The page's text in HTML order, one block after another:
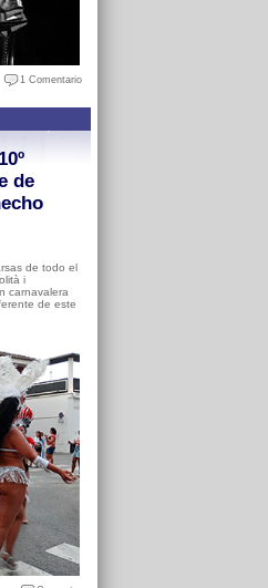
1 Comentario
de
de todo el
i
carnavalera
de este